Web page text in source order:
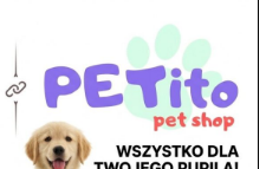
było piękne i wyjątkowe
państwu urządzanie
roślinnego, > akwarium
Szybkie realizacje na terenie